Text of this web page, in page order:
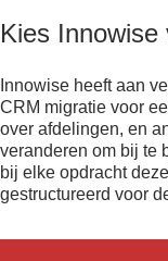
Kies
Innowise heeft aan
CRM migratie voor
over afdelingen, en
veranderen om bij te
bij elke opdracht
gestructureerd voor